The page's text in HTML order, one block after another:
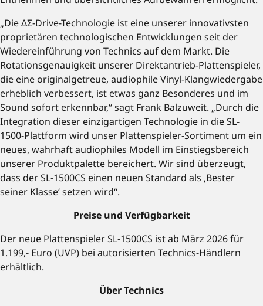
„Die ΔΣ-Drive-Technologie ist eine unserer innovativsten
proprietären technologischen Entwicklungen seit der
Wiedereinführung von Technics auf dem Markt. Die
Rotationsgenauigkeit unserer Direktantrieb-Plattenspieler,
die eine originalgetreue, audiophile Vinyl-Klangwiedergabe
erheblich verbessert, ist etwas ganz Besonderes und im
Sound sofort erkennbar,“ sagt Frank Balzuweit. „Durch die
Integration dieser einzigartigen Technologie in die SL-
1500-Plattform wird unser Plattenspieler-Sortiment um ein
neues, wahrhaft audiophiles Modell im Einstiegsbereich
unserer Produktpalette bereichert. Wir sind überzeugt,
dass der SL-1500CS einen neuen Standard als ‚Bester
seiner Klasse‘ setzen wird“.
Preise und Verfügbarkeit
Der neue Plattenspieler SL-1500CS ist ab März 2026 für
1.199,- Euro (UVP) bei autorisierten Technics-Händlern
erhältlich.
Über Technics